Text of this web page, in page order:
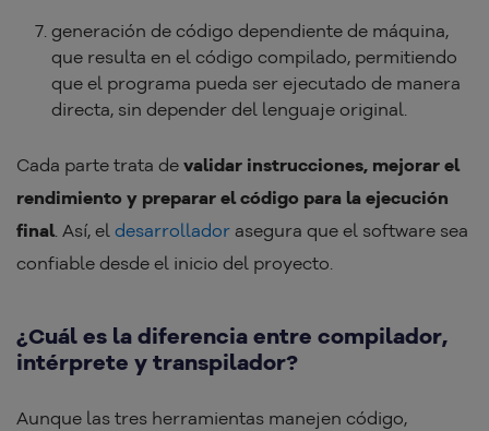
generación de código dependiente de máquina,
que resulta en el código compilado, permitiendo
que el programa pueda ser ejecutado de manera
directa, sin depender del lenguaje original.
Cada parte trata de validar instrucciones, mejorar el
rendimiento y preparar el código para la ejecución
final. Así, el desarrollador asegura que el software sea
confiable desde el inicio del proyecto.
¿Cuál es la diferencia entre compilador,
intérprete y transpilador?
Aunque las tres herramientas manejen código,